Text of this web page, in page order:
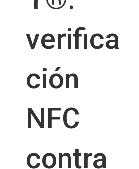
verifica
ción
NFC
contra